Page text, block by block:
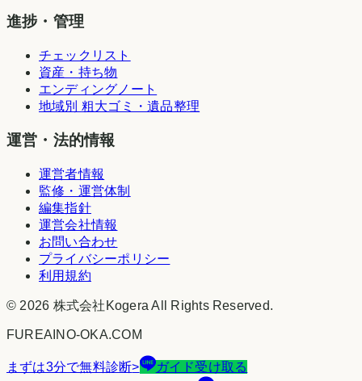
進捗・管理
チェックリスト
資産・持ち物
エンディングノート
地域別 粗大ゴミ・遺品整理
運営・法的情報
運営者情報
監修・運営体制
編集指針
運営会社情報
お問い合わせ
プライバシーポリシー
利用規約
© 2026 株式会社Kogera All Rights Reserved.
FUREAINO-OKA.COM
まずは3分で無料診断> ガイド受け取る